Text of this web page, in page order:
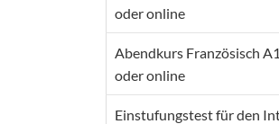
oder online
Abendkurs Französisch
oder online
Einstufungstest für den